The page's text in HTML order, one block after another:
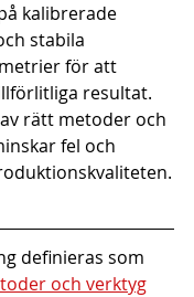
kalibrerade
stabila
för att
resultat.
rätt metoder och
fel och
definieras som
och verktyg